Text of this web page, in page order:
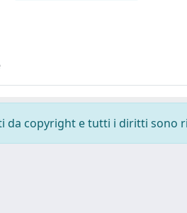
da copyright e tutti i diritti sono